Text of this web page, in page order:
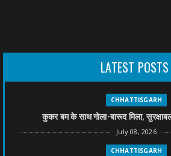
LATEST POSTS
CHHATTISGARH
कुकर बम के साथ गोला-बारूद मिला,
July 08, 2026
CHHATTISGARH